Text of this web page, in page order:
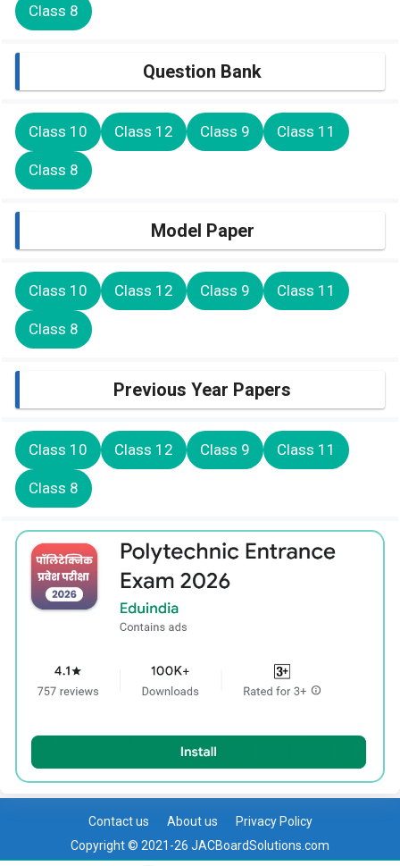
Class 8
Question Bank
Class 10 Class 12 Class 9 Class 11
Class 8
Model Paper
Class 10 Class 12 Class 9 Class 11
Class 8
Previous Year Papers
Class 10 Class 12 Class 9 Class 11
Class 8
Contact us About us
Privacy Policy
Copyright © 2021-26 JACBoardSolutions.com